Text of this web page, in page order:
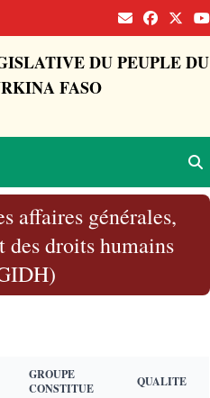
DU PEUPLE DU
FASO
affaires générales,
droits humains
GROUPE
CONSTITUE
QUALITE